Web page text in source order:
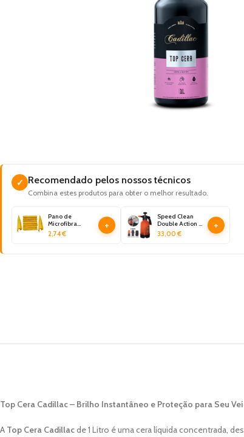
✓ Recomendado pelos nossos técnicos
Combina estes produtos para obter o melhor resultado.
Pano de
Microfibra
(40x60cm)
(360GSM) -
2,74€
+
Speed Clean
Double Action -
Pulverizador
Manual
33,00 €
+
Top Cera Cadillac – Brilho Instantâneo e Proteção para Seu
A Top Cera Cadillacde 1 Litro é uma cera líquida concentrada,